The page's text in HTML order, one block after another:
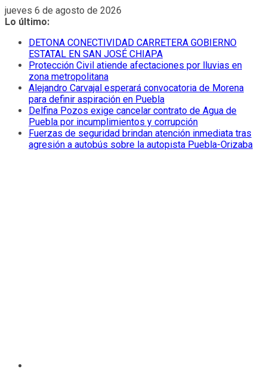
Saltar
al
jueves 6 de agosto de 2026
Lo último:
DETONA CONECTIVIDAD CARRETERA GOBIERNO
ESTATAL EN SAN JOSÉ CHIAPA
Protección Civil atiende afectaciones por lluvias en
zona metropolitana
Alejandro Carvajal esperará convocatoria de Morena
para definir aspiración en Puebla
Delfina Pozos exige cancelar contrato de Agua de
Puebla por incumplimientos y corrupción
Fuerzas de seguridad brindan atención inmediata tras
agresión a autobús sobre la autopista Puebla-Orizaba